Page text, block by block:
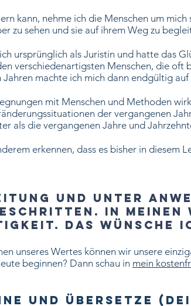
kann, nehme ich die Menschen um
zu sehen und sie auf ihrem Weg zu
ursprünglich als Juristin und hatte das
verschiedenartigsten Menschen, die oft
machte ich mich dann endgültig
mit Menschen und Methoden
der vergangenen
als die vergangenen Jahre und
erkennen, dass es bisher in diesem
und unter
In meinen
Das wünsche
unseres Wertes können wir unsere
beginnen? Dann schau in mein
und übersetze